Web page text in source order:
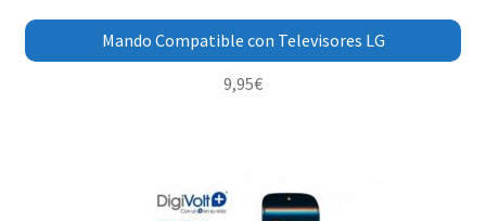
Mando Compatible con Televisores LG
9,95€